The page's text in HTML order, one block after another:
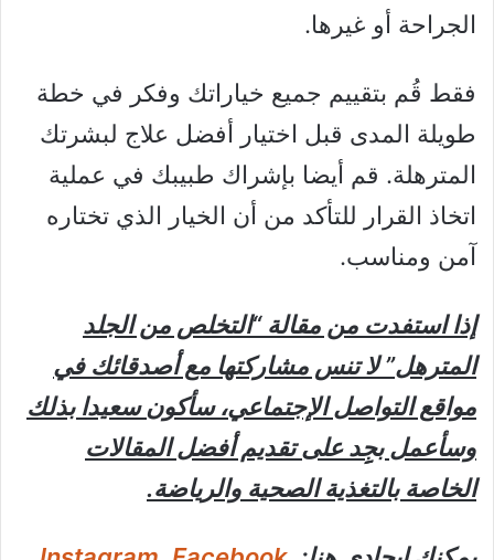
الجراحة أو غيرها.
فقط قُم بتقييم جميع خياراتك وفكر في خطة
طويلة المدى قبل اختيار أفضل علاج لبشرتك
المترهلة. قم أيضا بإشراك طبيبك في عملية
اتخاذ القرار للتأكد من أن الخيار الذي تختاره
آمن ومناسب.
إذا استفدت من مقالة “التخلص من الجلد
المترهل” لا تنس مشاركتها مع أصدقائك في
مواقع التواصل الإجتماعي، سأكون سعيدا بذلك
وسأعمل بجِِد على تقديم أفضل المقالات
الخاصة بالتغذية الصحية والرياضة.